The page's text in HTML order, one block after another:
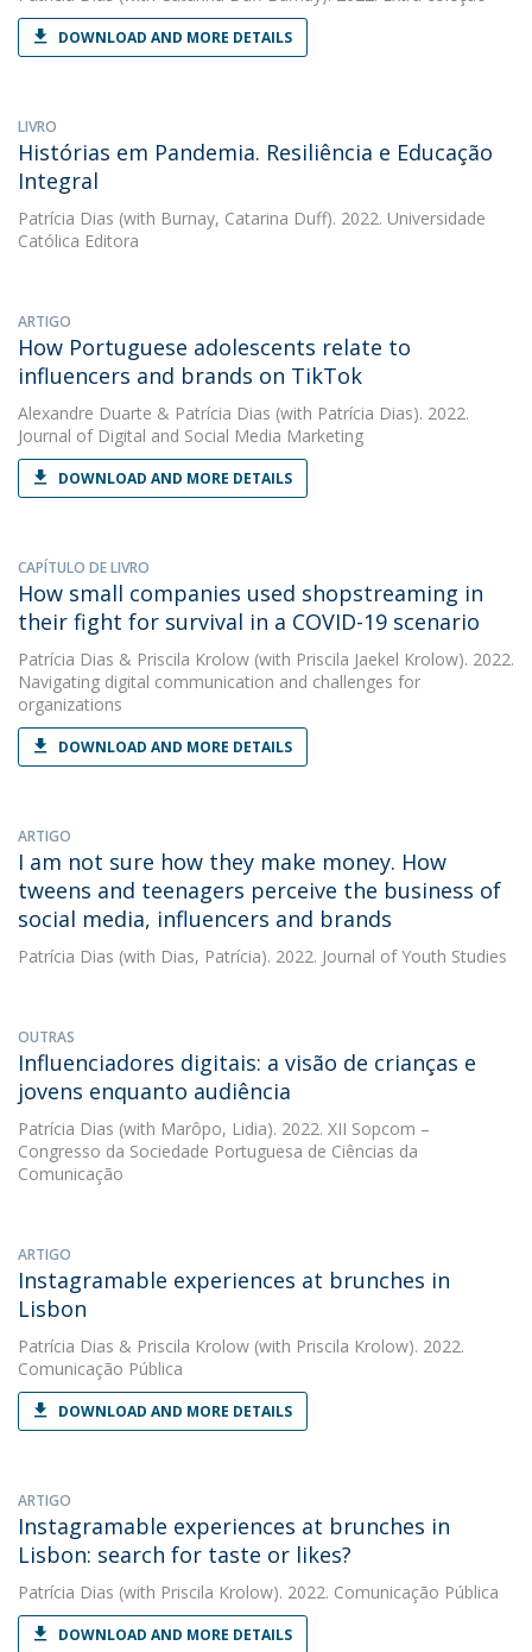
DOWNLOAD AND MORE DETAILS
LIVRO
Histórias em Pandemia. Resiliência e Educação
Integral
Patrícia Dias (with Burnay, Catarina Duff). 2022. Universidade
Católica Editora
ARTIGO
How Portuguese adolescents relate to
influencers and brands on TikTok
Alexandre Duarte & Patrícia Dias (with Patrícia Dias). 2022.
Journal of Digital and Social Media Marketing
DOWNLOAD AND MORE DETAILS
CAPÍTULO DE LIVRO
How small companies used shopstreaming in
their fight for survival in a COVID-19 scenario
Patrícia Dias & Priscila Krolow (with Priscila Jaekel Krolow). 2022.
Navigating digital communication and challenges for
organizations
DOWNLOAD AND MORE DETAILS
ARTIGO
I am not sure how they make money. How
tweens and teenagers perceive the business of
social media, influencers and brands
Patrícia Dias (with Dias, Patrícia). 2022. Journal of Youth Studies
OUTRAS
Influenciadores digitais: a visão de crianças e
jovens enquanto audiência
Patrícia Dias (with Marôpo, Lidia). 2022. XII Sopcom –
Congresso da Sociedade Portuguesa de Ciências da
Comunicação
ARTIGO
Instagramable experiences at brunches in
Lisbon
Patrícia Dias & Priscila Krolow (with Priscila Krolow). 2022.
Comunicação Pública
DOWNLOAD AND MORE DETAILS
ARTIGO
Instagramable experiences at brunches in
Lisbon: search for taste or likes?
Patrícia Dias (with Priscila Krolow). 2022. Comunicação Pública
DOWNLOAD AND MORE DETAILS